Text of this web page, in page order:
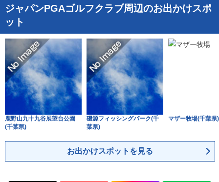
大分県 宮崎県
鹿児島県
ジャパンPGAゴルフクラブ周辺のお出かけスポ
ット
鹿野山九十九谷展望台公園
(千葉県)
磯源フィッシングパーク(千
葉県)
マザー牧場(千葉県)
お出かけスポットを見る